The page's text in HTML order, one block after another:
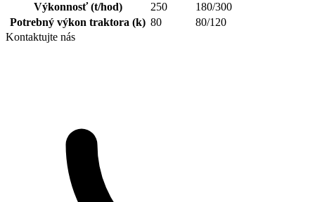
Výkonnosť(t/hod) 250
180/300
Potrebný výkon traktora (k) 80
80/120
Kontaktujte nás